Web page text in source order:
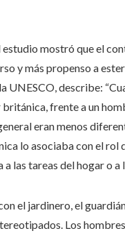
mostró que el
y más propenso a
describe:
frente a un
eran menos
lo asociaba con el
las tareas del hogar o a
el jardinero, el
Los